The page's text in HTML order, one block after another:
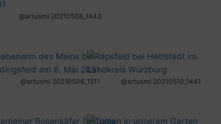
@artusmi 20210508_1443
@artusmi 20210508_1511 @artusmi 20210510_1441